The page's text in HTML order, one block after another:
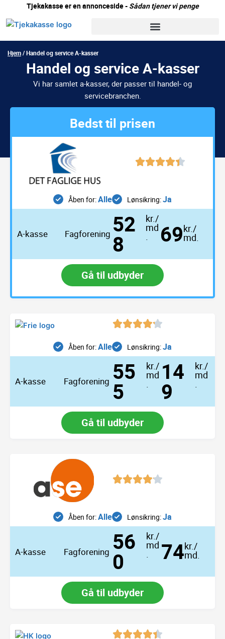
til
indholdet
Tjekakasse er en annonceside - Sådan tjener vi penge
Hjem/Handel og service A-kasser
Handel og service A-kasser
Vi har samlet a-kasser, der passer til handel- og
servicebranchen.
Bedst til prisen
Åben for:Alle Lønsikring:Ja
A-kasse Fagforening 52
8
kr./
md
. 69kr./
md.
Gå til udbyder
Åben for:Alle Lønsikring:Ja
A-kasse Fagforening 55
5
kr./
md
. 14
9
kr./
md
.
Gå til udbyder
Åben for:Alle Lønsikring:Ja
A-kasse Fagforening 56
0
kr./
md
. 74kr./
md.
Gå til udbyder